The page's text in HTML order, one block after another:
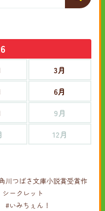
3月
6月
9月
12月
川つばさ文庫小説賞受賞作
ークレット
#いみちぇん！